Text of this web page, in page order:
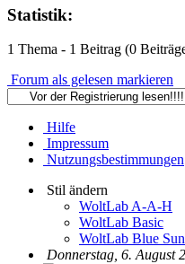
Statistik:
1 Thema - 1 Beitrag (0
Forum als gelesen markieren
Hilfe
Impressum
Nutzungsbestimmungen
Stil ändern
WoltLab A-A-H
WoltLab Basic
WoltLab Blue
Donnerstag, 6. August